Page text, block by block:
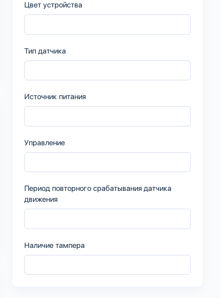
Цвет устройства
Тип датчика
Источник питания
Управление
Период повторного срабатывания датчика
движения
Наличие тампера